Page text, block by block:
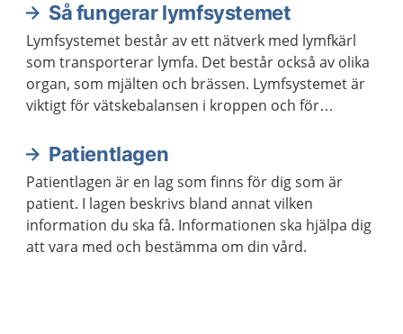
Så fungerar lymfsystemet
Lymfsystemet består av ett nätverk med lymfkärl
som transporterar lymfa. Det består också av olika
organ, som mjälten och brässen. Lymfsystemet är
viktigt för vätskebalansen i kroppen och för
Patientlagen
Patientlagen är en lag som finns för dig som är
patient. I lagen beskrivs bland annat vilken
information du ska få. Informationen ska hjälpa dig
att vara med och bestämma om din vård.